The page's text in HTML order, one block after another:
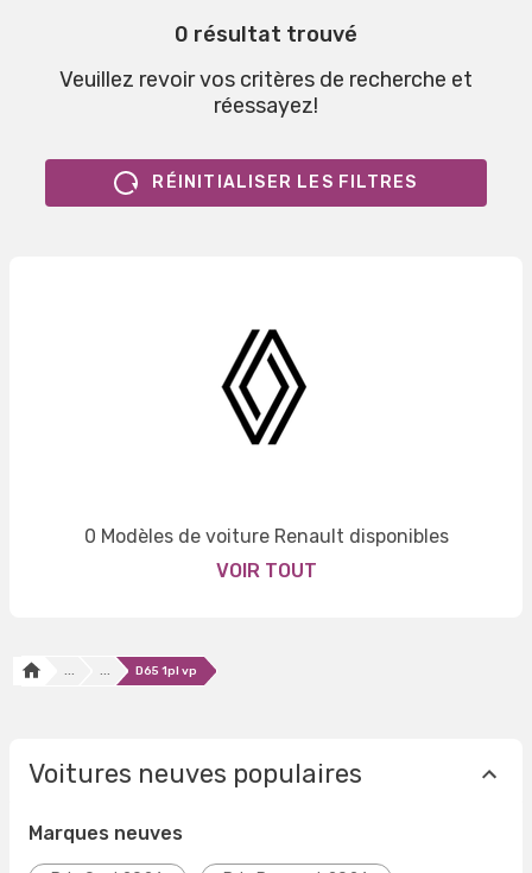
0 résultat trouvé
Veuillez revoir vos critères de recherche et
réessayez!
RÉINITIALISER LES FILTRES
0 Modèles de voiture Renault disponibles
VOIR TOUT
... ... D65 1pl vp
Voitures neuves populaires
Marques neuves